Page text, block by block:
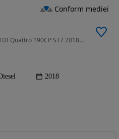
1968 cm3 • 190 CP • AUDI Q5 2.0TDI Quattro 190CP ST7 2018MY
2018
Conform mediei